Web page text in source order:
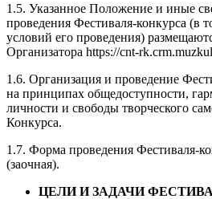
1.5. Указанное Положение и иные
проведения Фестиваля-конкурса (в
условий его проведения)
Организатора https://cnt-
1.6. Организация и проведение
на принципах общедоступности,
личности и свободы творческого
Конкурса.
1.7. Форма проведения Фестиваля-
(заочная).
ЦЕЛИ И ЗАДАЧИ